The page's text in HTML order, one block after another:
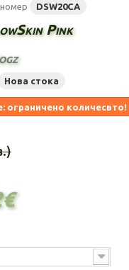
DSW20CA
Pink
Нова стока
ограничено количесвто!